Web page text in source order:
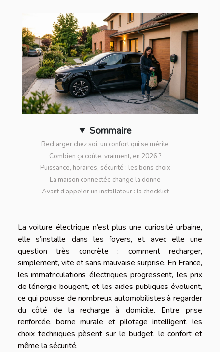
Sommaire
Recharger chez soi, un confort qui se mérite
Combien ça coûte, vraiment, en 2026 ?
Puissance, horaires, sécurité : les bons choix
La maison connectée change la donne
Avant d’appeler un installateur : la checklist
La voiture électrique n’est plus une curiosité urbaine,
elle s’installe dans les foyers, et avec elle une
question très concrète : comment recharger,
simplement, vite et sans mauvaise surprise. En France,
les immatriculations électriques progressent, les prix
de l’énergie bougent, et les aides publiques évoluent,
ce qui pousse de nombreux automobilistes à regarder
du côté de la recharge à domicile. Entre prise
renforcée, borne murale et pilotage intelligent, les
choix techniques pèsent sur le budget, le confort et
même la sécurité.